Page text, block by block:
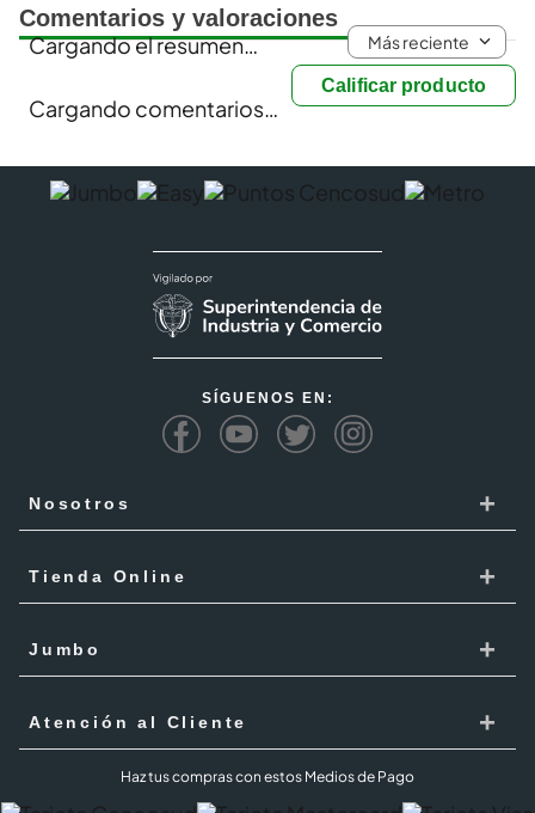
Comentarios y valoraciones
Calificar producto
Cargando el resumen… Más reciente
Cargando comentarios…
SÍGUENOS EN:
Nosotros +
Responsabilidad Social
Trabaja con Nosotros
Código de ética
Tienda Online +
Cómo comprar
Mis Pedidos
Términos y Condiciones Jumbo al 100 agosto 2026
Jumbo +
Tarjeta Cencosud
Atención al Cliente +
Haz tus compras con estos Medios de Pago